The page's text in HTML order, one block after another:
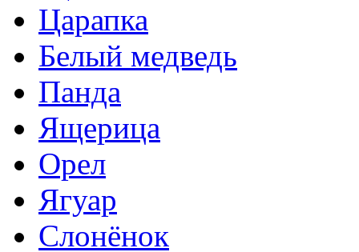
Царапка
Белый медведь
Панда
Ящерица
Орел
Ягуар
Слонёнок